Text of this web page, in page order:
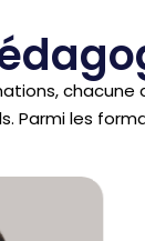
Parmi les